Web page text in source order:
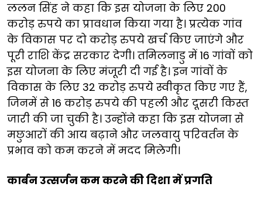
ललन सिंह ने कहा कि इस योजना के लिए 200
करोड़ रुपये का प्रावधान किया गया है। प्रत्येक गांव
के विकास पर दो करोड़ रुपये खर्च किए जाएंगे और
पूरी राशि केंद्र सरकार देगी। तमिलनाडु में 16 गांवों को
इस योजना के लिए मंजूरी दी गई है। इन गांवों के
विकास के लिए 32 करोड़ रुपये स्वीकृत किए गए हैं,
जिनमें से 16 करोड़ रुपये की पहली और दूसरी किस्त
जारी की जा चुकी है। उन्होंने कहा कि इस योजना से
मछुआरों की आय बढ़ाने और जलवायु परिवर्तन के
प्रभाव को कम करने में मदद मिलेगी।
कार्बन उत्सर्जन कम करने की दिशा में प्रगति